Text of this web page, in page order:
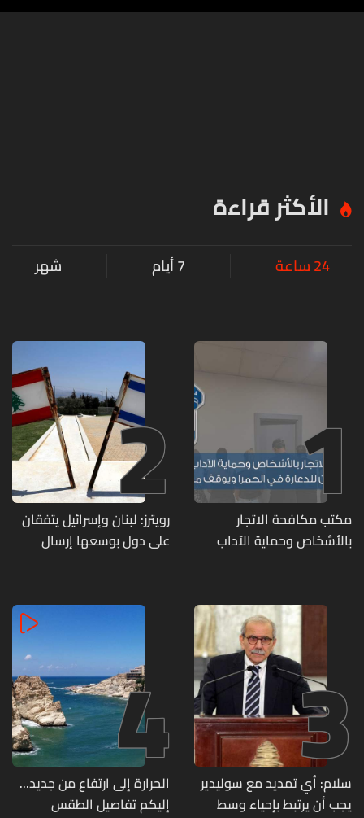
الأكثر قراءة
24 ساعة 7 أيام شهر
1
مكتب مكافحة الاتجار
بالأشخاص وحماية الآداب
متورطين
2
رويترز: لبنان وإسرائيل يتفقان
على دول بوسعها إرسال
3
سلام: أي تمديد مع سوليدير
يجب أن يرتبط بإحياء وسط
4
الحرارة إلى ارتفاع من جديد...
إليكم تفاصيل الطقس